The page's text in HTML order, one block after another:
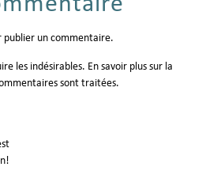
publier un commentaire.
les indésirables. En savoir plus sur la
sont traitées.